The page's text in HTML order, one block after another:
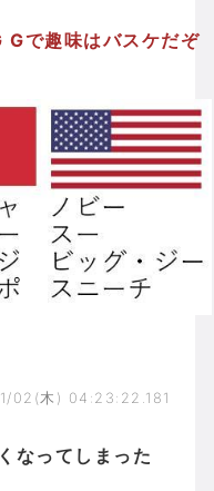
Gで趣味はバスケだぞ
02(木) 04:23:22.181
なってしまった